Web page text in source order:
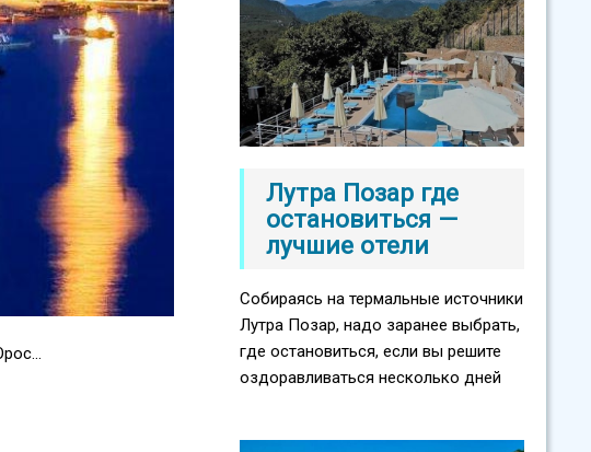
Лутра Позар где
остановиться —
лучшие отели
Собираясь на термальные источники
Лутра Позар, надо заранее выбрать,
где остановиться, если вы решите
оздоравливаться несколько дней